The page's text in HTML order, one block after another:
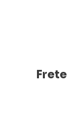
Frete